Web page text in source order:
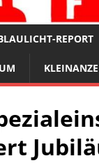
REPORT